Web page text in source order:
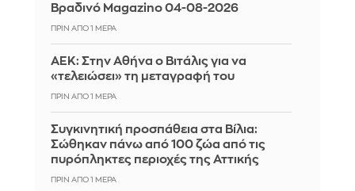
Βραδινό Magazino 04-08-2026
ΠΡΙΝ ΑΠΌ 1 ΜΈΡΑ
ΑΕΚ: Στην Αθήνα ο Βιτάλις για να
«τελειώσει» τη μεταγραφή του
ΠΡΙΝ ΑΠΌ 1 ΜΈΡΑ
Συγκινητική προσπάθεια στα Βίλια:
Σώθηκαν πάνω από 100 ζώα από τις
πυρόπληκτες περιοχές της Αττικής
ΠΡΙΝ ΑΠΌ 1 ΜΈΡΑ